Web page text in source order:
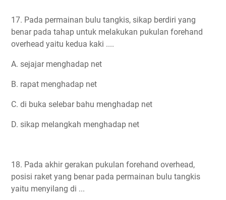
17. Pada permainan bulu tangkis, sikap berdiri yang
benar pada tahap untuk melakukan pukulan forehand
overhead yaitu kedua kaki ....
A. sejajar menghadap net
B. rapat menghadap net
C. di buka selebar bahu menghadap net
D. sikap melangkah menghadap net
18. Pada akhir gerakan pukulan forehand overhead,
posisi raket yang benar pada permainan bulu tangkis
yaitu menyilang di ...